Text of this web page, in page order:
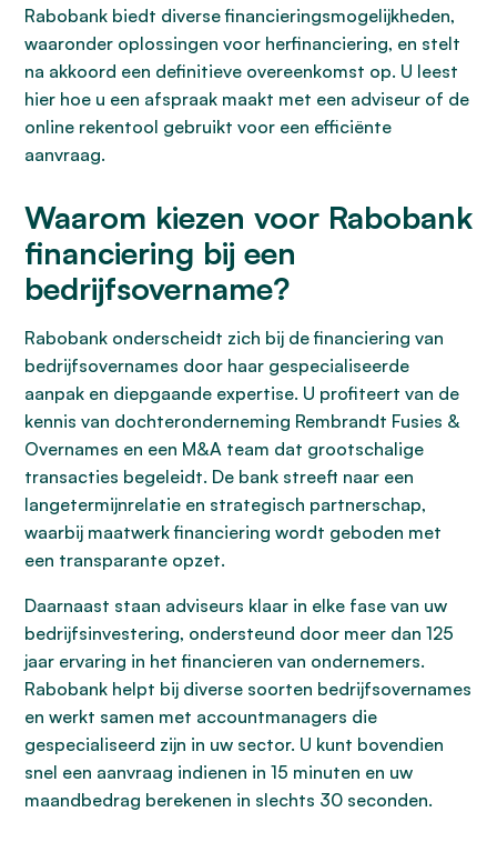
Rabobank biedt diverse financieringsmogelijkheden,
waaronder oplossingen voor herfinanciering, en stelt
na akkoord een definitieve overeenkomst op. U leest
hier hoe u een afspraak maakt met een adviseur of de
online rekentool gebruikt voor een efficiënte
aanvraag.
Waarom kiezen voor Rabobank
financiering bij een
bedrijfsovername?
Rabobank onderscheidt zich bij de financiering van
bedrijfsovernames door haar gespecialiseerde
aanpak en diepgaande expertise. U profiteert van de
kennis van dochteronderneming Rembrandt Fusies &
Overnames en een M&A team dat grootschalige
transacties begeleidt. De bank streeft naar een
langetermijnrelatie en strategisch partnerschap,
waarbij maatwerk financiering wordt geboden met
een transparante opzet.
Daarnaast staan adviseurs klaar in elke fase van uw
bedrijfsinvestering, ondersteund door meer dan 125
jaar ervaring in het financieren van ondernemers.
Rabobank helpt bij diverse soorten bedrijfsovernames
en werkt samen met accountmanagers die
gespecialiseerd zijn in uw sector. U kunt bovendien
snel een aanvraag indienen in 15 minuten en uw
maandbedrag berekenen in slechts 30 seconden.